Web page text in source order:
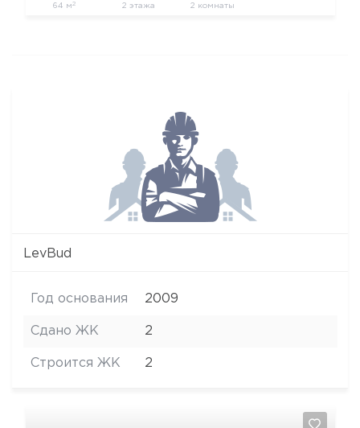
64 м 2 2 этажа 2 комнаты
LevBud
Год основания 2009
Сдано ЖК 2
Строится ЖК 2